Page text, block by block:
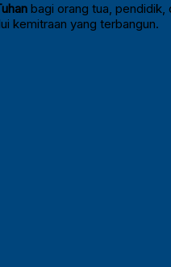
bagi orang tua, pendidik,
kemitraan yang terbangun.